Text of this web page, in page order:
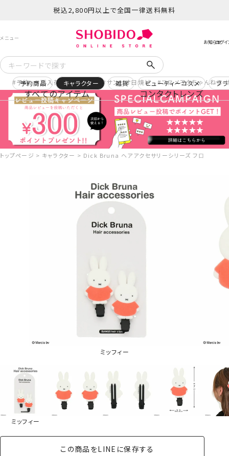
税込2,800円以上で全国一律送料無料
予約 再入荷 ヒロアカ サンリオ日焼け コスメヲタちゃんねる
すべてのアイテム コンタクトレンズ
予約商品 キャラクター 雑貨 ビューティーコスメ ブ
トップページ キャラクター Dick Bruna ヘアアクセサリーシリーズ フロッキー
ミッフィー
ミッフィー
この商品をLINEに保存する